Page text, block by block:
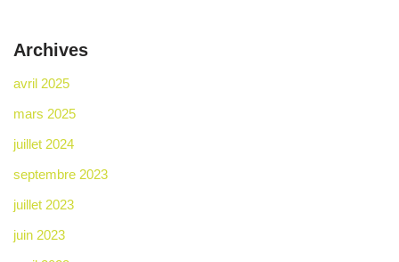
Archives
avril 2025
mars 2025
juillet 2024
septembre 2023
juillet 2023
juin 2023